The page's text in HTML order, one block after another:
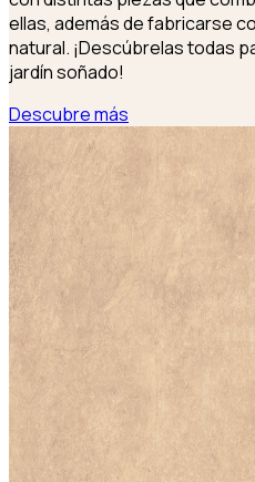
ellas, además de fabricarse
natural. ¡Descúbrelas todas
jardín soñado!
Descubre más